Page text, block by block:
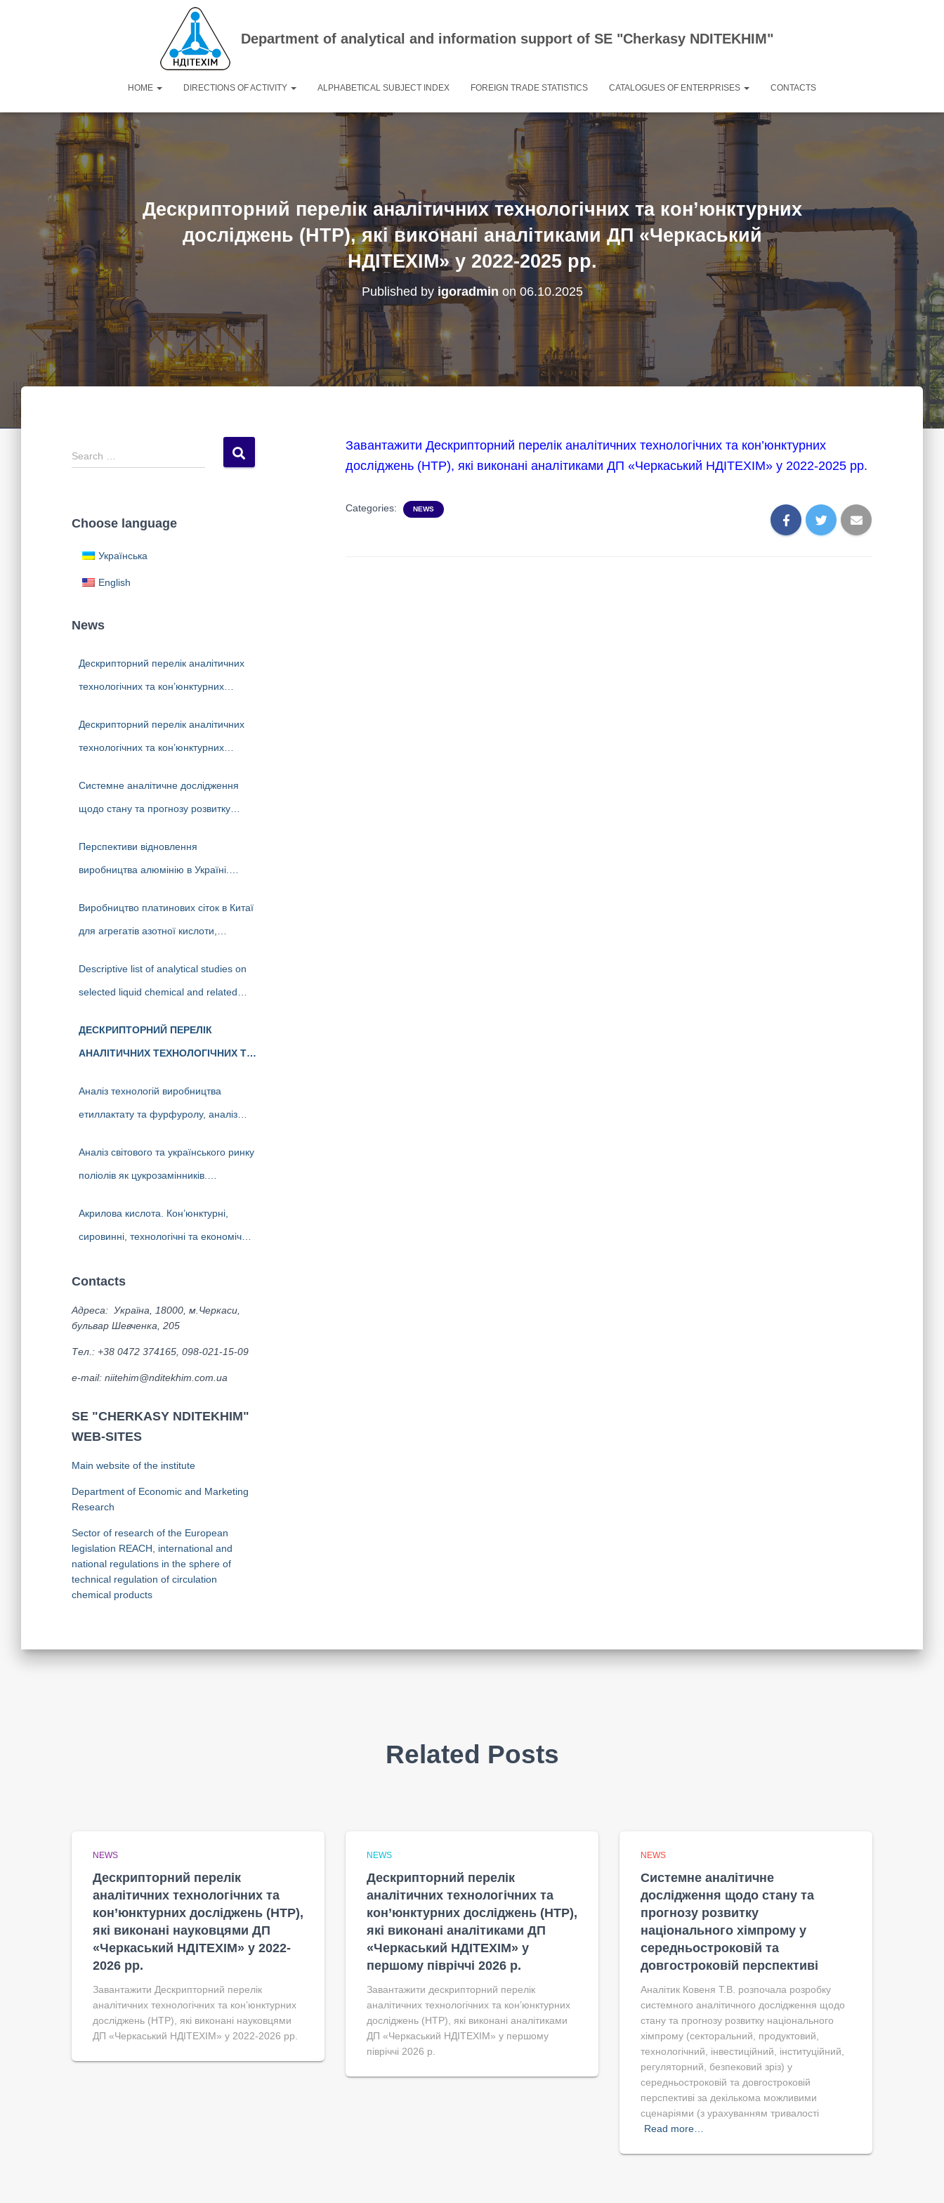
Department of analytical and information support of SE "Cherkasy NDITEKHIM"
HOME DIRECTIONS OF ACTIVITY ALPHABETICAL SUBJECT INDEX FOREIGN TRADE STATISTICS CATALOGUES OF ENTERPRISES CONTACTS
Дескрипторний перелік аналітичних технологічних та кон’юнктурних
досліджень (НТР), які виконані аналітиками ДП «Черкаський
НДІТЕХІМ» у 2022-2025 рр.
Published by igoradmin on 06.10.2025
S
e
h
Search …
Choose language
Українська
English
News
Дескрипторний перелік аналітичних
технологічних та кон’юнктурних
науковцями ДП «Черкаський
НДІТЕХІМ» у 2022-2026 рр.
Дескрипторний перелік аналітичних
технологічних та кон’юнктурних
аналітиками ДП «Черкаський
НДІТЕХІМ» у першому півріччі 2026 р.
Системне аналітичне дослідження
щодо стану та прогнозу розвитку
середньостроковій та довгостроковій
перспективі
Перспективи відновлення
виробництва алюмінію в Україні.
Виробництво платинових сіток в Китаї
для агрегатів азотної кислоти,
Descriptive list of analytical studies on
selected liquid chemical and related
State Enterprise «Cherkasy Research
ДЕСКРИПТОРНИЙ ПЕРЕЛІК
АНАЛІТИЧНИХ ТЕХНОЛОГІЧНИХ ТА
(НТР), ЯКІ ВИКОНАНІ
АНАЛІТИКАМИ ДП «ЧЕРКАСЬКИЙ
Аналіз технологій виробництва
етиллактату та фурфуролу, аналіз
Перспективи та доцільність створення
виробництв в Україні
Аналіз світового та українського ринку
поліолів як цукрозамінників.
Перспективи та доцільність створення
виробництва поліолів в Україні
Акрилова кислота. Кон’юнктурні,
сировинні, технологічні та економічні
Україні. Альтернативні біотехнології
одержання акрилової кислоти та
ліцензіари.
Contacts
Адреса: Україна, 18000, м.Черкаси,
бульвар Шевченка, 205
Тел.: +38 0472 374165, 098-021-15-09
е-mail: niitehim@nditekhim.com.ua
SE "CHERKASY NDITEKHIM"
WEB-SITES
Main website of the institute
Department of Economic and Marketing
Research
Sector of research of the European
legislation REACH, international and
national regulations in the sphere of
technical regulation of circulation
chemical products
Завантажити Дескрипторний перелік аналітичних технологічних та кон’юнктурних
досліджень (НТР), які виконані аналітиками ДП «Черкаський НДІТЕХІМ» у 2022-2025 рр.
Categories: NEWS
Related Posts
NEWS
Дескрипторний перелік
аналітичних технологічних та
кон’юнктурних досліджень (НТР),
які виконані науковцями ДП
«Черкаський НДІТЕХІМ» у 2022-
2026 рр.
Завантажити Дескрипторний перелік
аналітичних технологічних та кон’юнктурних
досліджень (НТР), які виконані науковцями
ДП «Черкаський НДІТЕХІМ» у 2022-2026 рр.
NEWS
Дескрипторний перелік
аналітичних технологічних та
кон’юнктурних досліджень (НТР),
які виконані аналітиками ДП
«Черкаський НДІТЕХІМ» у
першому півріччі 2026 р.
Завантажити дескрипторний перелік
аналітичних технологічних та кон’юнктурних
досліджень (НТР), які виконані аналітиками
ДП «Черкаський НДІТЕХІМ» у першому
півріччі 2026 р.
NEWS
Системне аналітичне
дослідження щодо стану та
прогнозу розвитку
національного хімпрому у
середньостроковій та
довгостроковій перспективі
Аналітик Ковеня Т.В. розпочала розробку
системного аналітичного дослідження щодо
стану та прогнозу розвитку національного
хімпрому (секторальний, продуктовий,
технологічний, інвестиційний, інституційний,
регуляторний, безпековий зріз) у
середньостроковій та довгостроковій
перспективі за декількома можливими
сценаріями (з урахуванням тривалості
Read more…